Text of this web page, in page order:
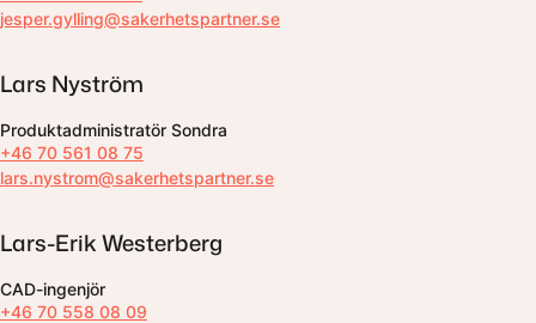
jesper.gylling@sakerhetspartner.se
Lars Nyström
Produktadministratör Sondra
+46 70 561 08 75
lars.nystrom@sakerhetspartner.se
Lars-Erik Westerberg
CAD-ingenjör
+46 70 558 08 09